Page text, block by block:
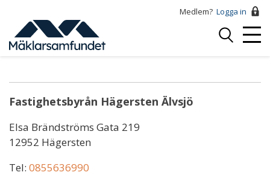
huvudinnehåll
Medlem? Logga in
Logga
Maximillian Broman
Fastighetsbyrån Hägersten Älvsjö
Elsa Brändströms Gata 219
12952 Hägersten
Tel: 0855636990